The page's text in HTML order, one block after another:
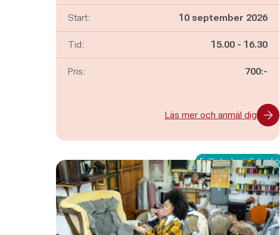
Start: 10 september 2026
Tid: Pågår mellan
15.00 - och
16.30
Pris: 700:-
Läs mer och anmäl dig
Fullbokad - ställ dig i kö